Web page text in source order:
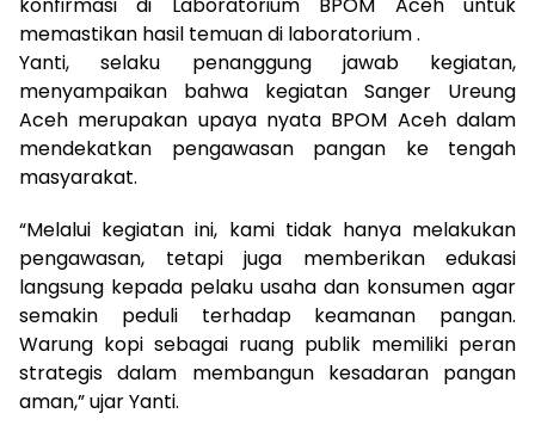
memastikan hasil temuan di laboratorium .
Yanti, selaku penanggung jawab kegiatan,
menyampaikan bahwa kegiatan Sanger Ureung
Aceh merupakan upaya nyata BPOM Aceh dalam
mendekatkan pengawasan pangan ke tengah
masyarakat.
“Melalui kegiatan ini, kami tidak hanya melakukan
pengawasan, tetapi juga memberikan edukasi
langsung kepada pelaku usaha dan konsumen agar
semakin peduli terhadap keamanan pangan.
Warung kopi sebagai ruang publik memiliki peran
strategis dalam membangun kesadaran pangan
aman,” ujar Yanti.